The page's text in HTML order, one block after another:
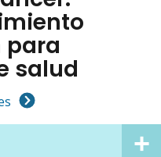
para
salud